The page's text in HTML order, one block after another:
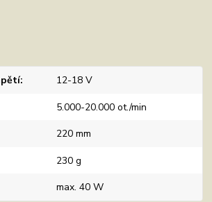
12-18 V
5.000-20.000 ot./min
220 mm
230 g
max. 40 W